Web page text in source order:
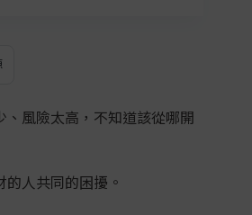
、風險太高，不知道該從哪開
人共同的困擾。